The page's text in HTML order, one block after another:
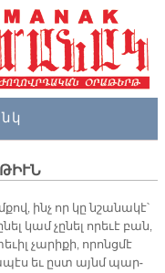
ինչ որ կը նշա­նա­կէ՝
կամ չը­նել ո­րե­ւէ բան,
չա­րի­քի, ո­րոնց­մէ
եւ ըստ այնմ պար­